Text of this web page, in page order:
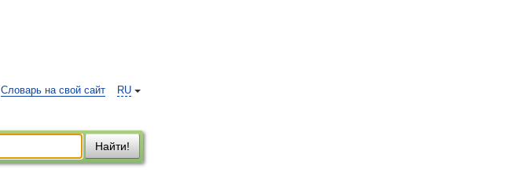
RU
Словарь на свой сайт
Найти!